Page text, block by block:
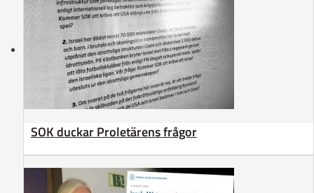
SOK duckar Proletärens frågor